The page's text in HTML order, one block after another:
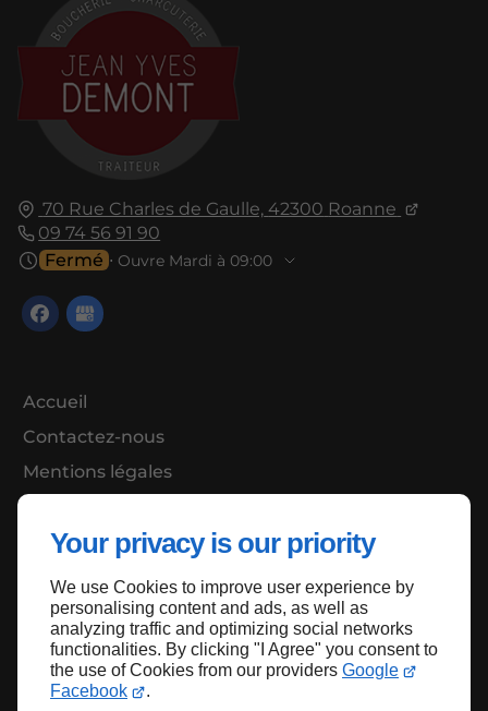
Your privacy is our priority
We use Cookies to improve user experience by
personalising content and ads, as well as
analyzing traffic and optimizing social networks
functionalities. By clicking "I Agree" you consent to
the use of Cookies from our providers Google
Facebook
.
70 Rue Charles de Gaulle, 42300 Roanne
09 74 56 91 90
Fermé ⋅ Ouvre Mardi à 09:00
Accueil
Contactez-nous
Mentions légales
Haut de page